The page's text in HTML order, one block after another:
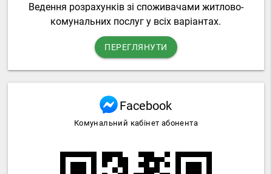
Ведення розрахунків зі споживачами житлово-
комунальних послуг у всіх варіантах.
ПЕРЕГЛЯНУТИ
Facebook
Комунальний кабінет абонента